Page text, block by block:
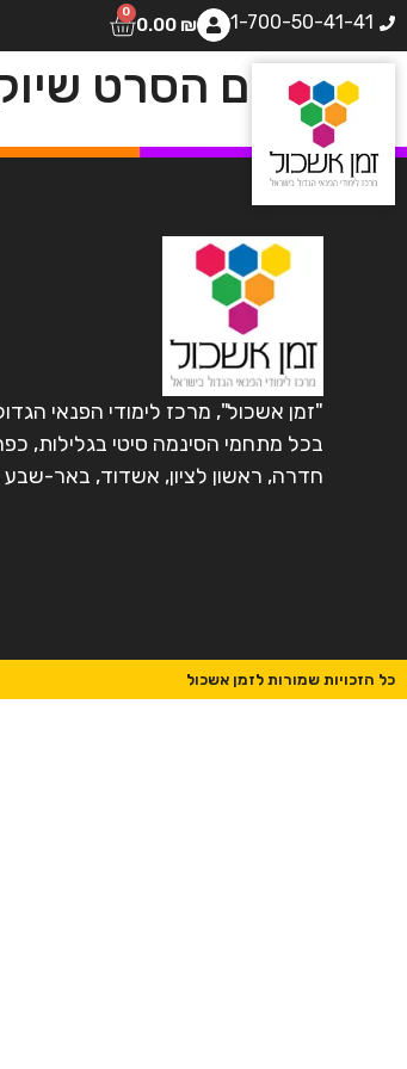
1-700-50-41-41
0.00 ₪
0
שם הסרט
"זמן אשכול", מרכז לימודי הפנאי
בכל מתחמי הסינמה סיטי בגלילות,
חדרה, ראשון לציון, אשדוד, באר-שבע
כל הזכויות שמורות לזמן אשכול